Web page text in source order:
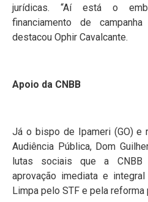
jurídicas. “Aí está o
financiamento de
destacou Ophir Cavalcante.
Apoio da CNBB
Já o bispo de Ipameri (GO) e
Audiência Pública, Dom
lutas sociais que a CNBB
aprovação imediata e
Limpa pelo STF e pela reforma